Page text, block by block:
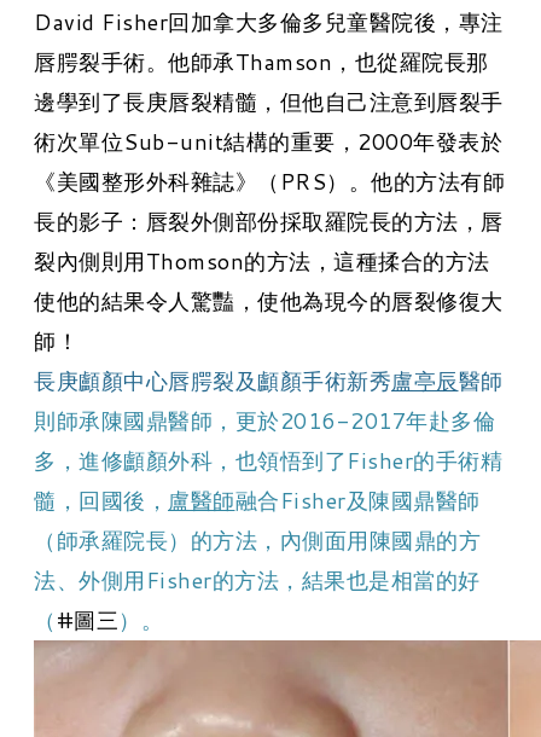
David Fisher回加拿大多倫多兒童醫院後，專注
唇腭裂手術。他師承Thamson，也從羅院長那
邊學到了長庚唇裂精髓，但他自己注意到唇裂手
術次單位Sub-unit結構的重要，2000年發表於
《美國整形外科雜誌》（PRS）。他的方法有師
長的影子：唇裂外側部份採取羅院長的方法，唇
裂內側則用Thomson的方法，這種揉合的方法
使他的結果令人驚豔，使他為現今的唇裂修復大
師！
長庚顱顏中心唇腭裂及顱顏手術新秀盧亭辰醫師
則師承陳國鼎醫師，更於2016-2017年赴多倫
多，進修顱顏外科，也領悟到了Fisher的手術精
髓，回國後， 盧醫師融合Fisher及陳國鼎醫師
（師承羅院長）的方法，內側面用陳國鼎的方
法、外側用Fisher的方法，結果也是相當的好
（#圖三）。